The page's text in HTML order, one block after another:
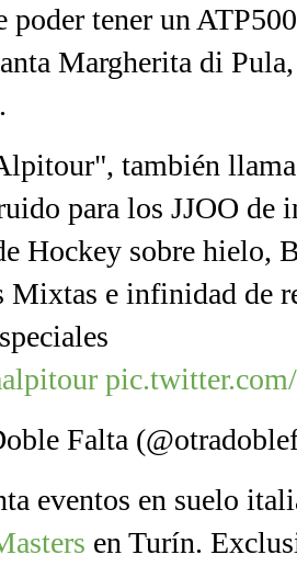
poder tener un
Margherita di
también
para los JJOO de
Hockey sobre hielo,
Mixtas e infinidad de
Falta
eventos en suelo
en Turín.